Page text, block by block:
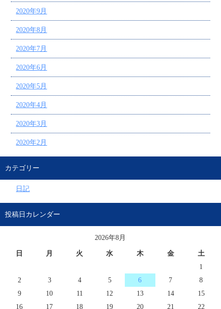
2020年9月
2020年8月
2020年7月
2020年6月
2020年5月
2020年4月
2020年3月
2020年2月
カテゴリー
日記
投稿日カレンダー
2026年8月
日 月 火 水 木 金
土
1
2
3 4 5 6 7
8
9
10 11 12 13 14
15
16
17 18 19 20 21 22